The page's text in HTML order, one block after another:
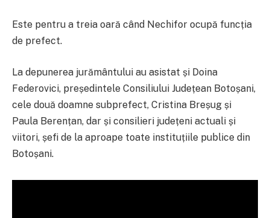
Este pentru a treia oară când Nechifor ocupă funcția
de prefect.
La depunerea jurământului au asistat și Doina
Federovici, președintele Consiliului Județean Botoșani,
cele două doamne subprefect, Cristina Breșug și
Paula Berențan, dar și consilieri județeni actuali și
viitori, șefi de la aproape toate instituțiile publice din
Botoșani.